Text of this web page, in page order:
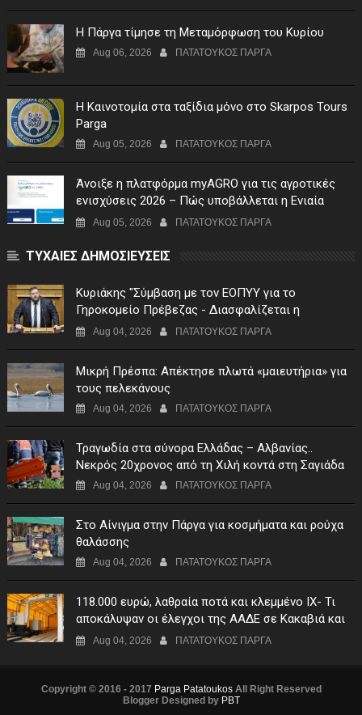
Η Πάργα τίμησε τη Μεταμόρφωση του Κυρίου
Aug 06, 2026 ΠΑΤΑΤΟΥΚΟΣ ΠΑΡΓΑ
Η Καινοτομία στα ταξίδια μόνο στο Skarpos Tours
Parga
Aug 05, 2026 ΠΑΤΑΤΟΥΚΟΣ ΠΑΡΓΑ
Άνοιξε η πλατφόρμα myAGRO για τις αγροτικές
ενισχύσεις 2026 – Πώς υποβάλλεται η Ενιαία
Αίτηση Ενίσχυσης
Aug 05, 2026 ΠΑΤΑΤΟΥΚΟΣ ΠΑΡΓΑ
ΤΥΧΑΙΕΣ ΔΗΜΟΣΙΕΥΣΕΙΣ
Κυριάκης "Σύμβαση με τον ΕΟΠΥΥ για το
Γηροκομείο Πρέβεζας - Διασφαλίζεται η
χρηματοδότηση της λειτουργίας του"
Aug 04, 2026 ΠΑΤΑΤΟΥΚΟΣ ΠΑΡΓΑ
Μικρή Πρέσπα: Απέκτησε πλωτά «μαιευτήρια» για
τους πελεκάνους
Aug 04, 2026 ΠΑΤΑΤΟΥΚΟΣ ΠΑΡΓΑ
Τραγωδία στα σύνορα Ελλάδας – Αλβανίας..
Νεκρός 20χρονος από τη Χιλή κοντά στη Σαγιάδα
Aug 04, 2026 ΠΑΤΑΤΟΥΚΟΣ ΠΑΡΓΑ
Στο Αίνιγμα στην Πάργα για κοσμήματα και ρούχα
θαλάσσης
Aug 04, 2026 ΠΑΤΑΤΟΥΚΟΣ ΠΑΡΓΑ
118.000 ευρώ, λαθραία ποτά και κλεμμένο ΙΧ- Τι
αποκάλυψαν οι έλεγχοι της ΑΑΔΕ σε Κακαβιά και
Μαυρομάτι
Aug 04, 2026 ΠΑΤΑΤΟΥΚΟΣ ΠΑΡΓΑ
Copyright © 2016 - 2017 Parga PatatoukosAll Right Reserved
Blogger Designed by PBT